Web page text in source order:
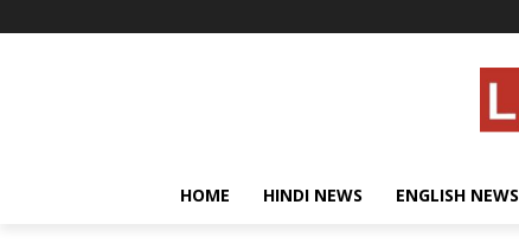
HOME HINDI NEWS ENGLISH NEWS